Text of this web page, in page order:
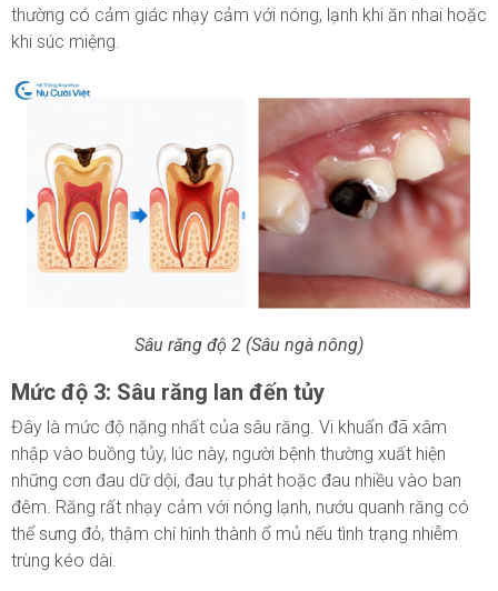
thường có cảm giác nhạy cảm với nóng, lạnh khi ăn nhai hoặc
khi súc miệng.
Sâu răng độ 2 (Sâu ngà nông)
Mức độ 3: Sâu răng lan đến tủy
Đây là mức độ nặng nhất của sâu răng. Vi khuẩn đã xâm
nhập vào buồng tủy, lúc này, người bệnh thường xuất hiện
những cơn đau dữ dội, đau tự phát hoặc đau nhiều vào ban
đêm. Răng rất nhạy cảm với nóng lạnh, nướu quanh răng có
thể sưng đỏ, thậm chí hình thành ổ mủ nếu tình trạng nhiễm
trùng kéo dài.